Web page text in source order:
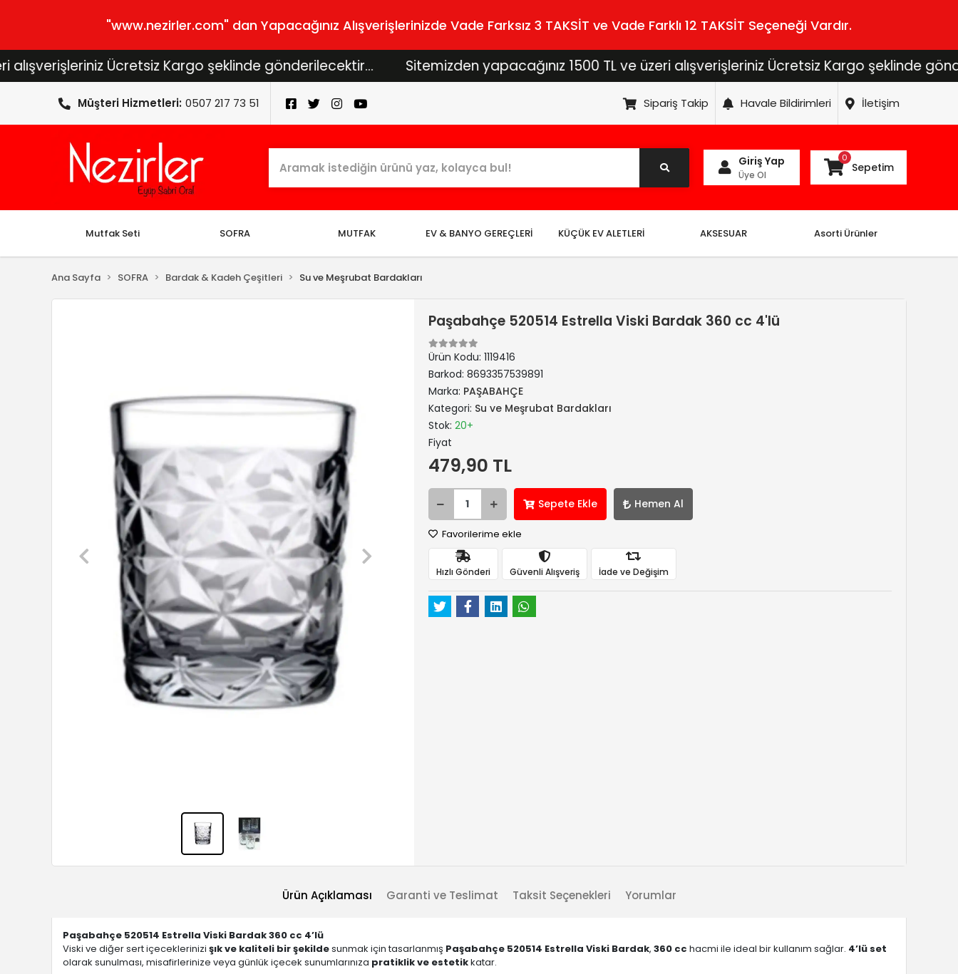
"www.nezirler.com" dan Yapacağınız Alışverişlerinizde Vade Farksız 3 TAKSİT ve Vade Farklı 12 TAKSİT Seçeneği Vardır.
Ücretsiz Kargo şeklinde gönderilecektir... Sitemizden yapacağınız 1500 TL ve üzeri alışverişleriniz Ücretsiz Kargo şeklinde
Müşteri Hizmetleri: 0507 217 73 51 Sipariş Takip Havale Bildirimleri İletişim
Giriş Yap
Üye Ol
0
Sepetim
Mutfak Seti SOFRA MUTFAK EV & BANYO GEREÇLERİ KÜÇÜK EV ALETLERİ AKSESUAR Asorti Ürünler
Ana Sayfa SOFRA Bardak & Kadeh Çeşitleri Su ve Meşrubat Bardakları
Paşabahçe 520514 Estrella Viski Bardak 360 cc 4'lü
Ürün Kodu: 1119416
Barkod: 8693357539891
Marka: PAŞABAHÇE
Kategori: Su ve Meşrubat Bardakları
Stok: 20+
Fiyat
479,90 TL
Sepete Ekle Hemen Al
Favorilerime ekle
Hızlı Gönderi Güvenli Alışveriş İade ve Değişim
Ürün Açıklaması Garanti ve Teslimat Taksit Seçenekleri Yorumlar
Paşabahçe 520514 Estrella Viski Bardak 360 cc 4’lü
Viski ve diğer sert içeceklerinizi şık ve kaliteli bir şekildesunmak için tasarlanmış Paşabahçe 520514 Estrella Viski Bardak, 360 cc hacmi ile ideal bir kullanım sağlar. 4’lü set
olarak sunulması, misafirlerinize veya günlük içecek sunumlarınıza pratiklik ve estetikkatar.